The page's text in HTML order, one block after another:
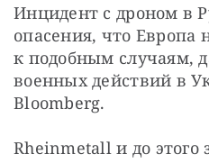
Инцидент с дроном в
опасения, что Европа
к подобным случаям,
военных действий в
Bloomberg.
Rheinmetall и до